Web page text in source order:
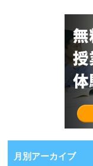
月別アーカイブ